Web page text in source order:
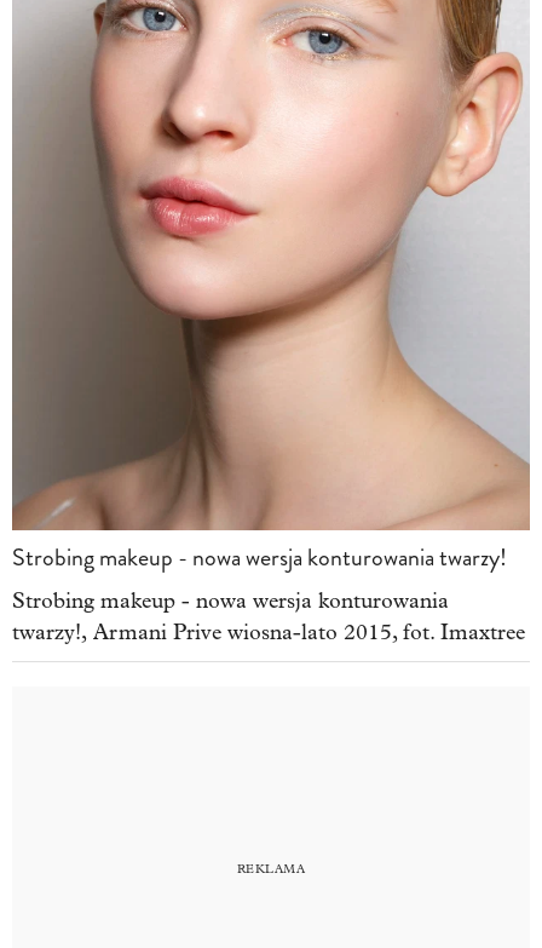
Strobing makeup - nowa wersja konturowania twarzy!
Strobing makeup - nowa wersja konturowania
twarzy!, Armani Prive wiosna-lato 2015, fot. Imaxtree